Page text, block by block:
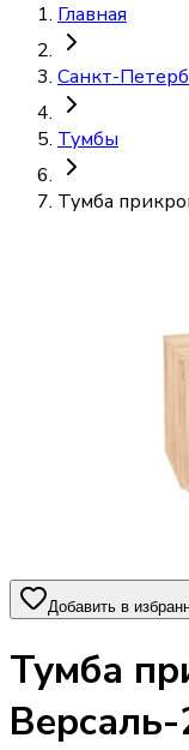
Главная
Санкт-
Тумбы
Тумба
Добавить в
Тумба
Версаль-